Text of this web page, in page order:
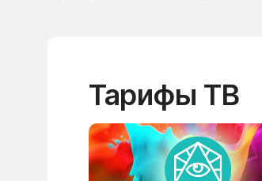
Тарифы ТВ